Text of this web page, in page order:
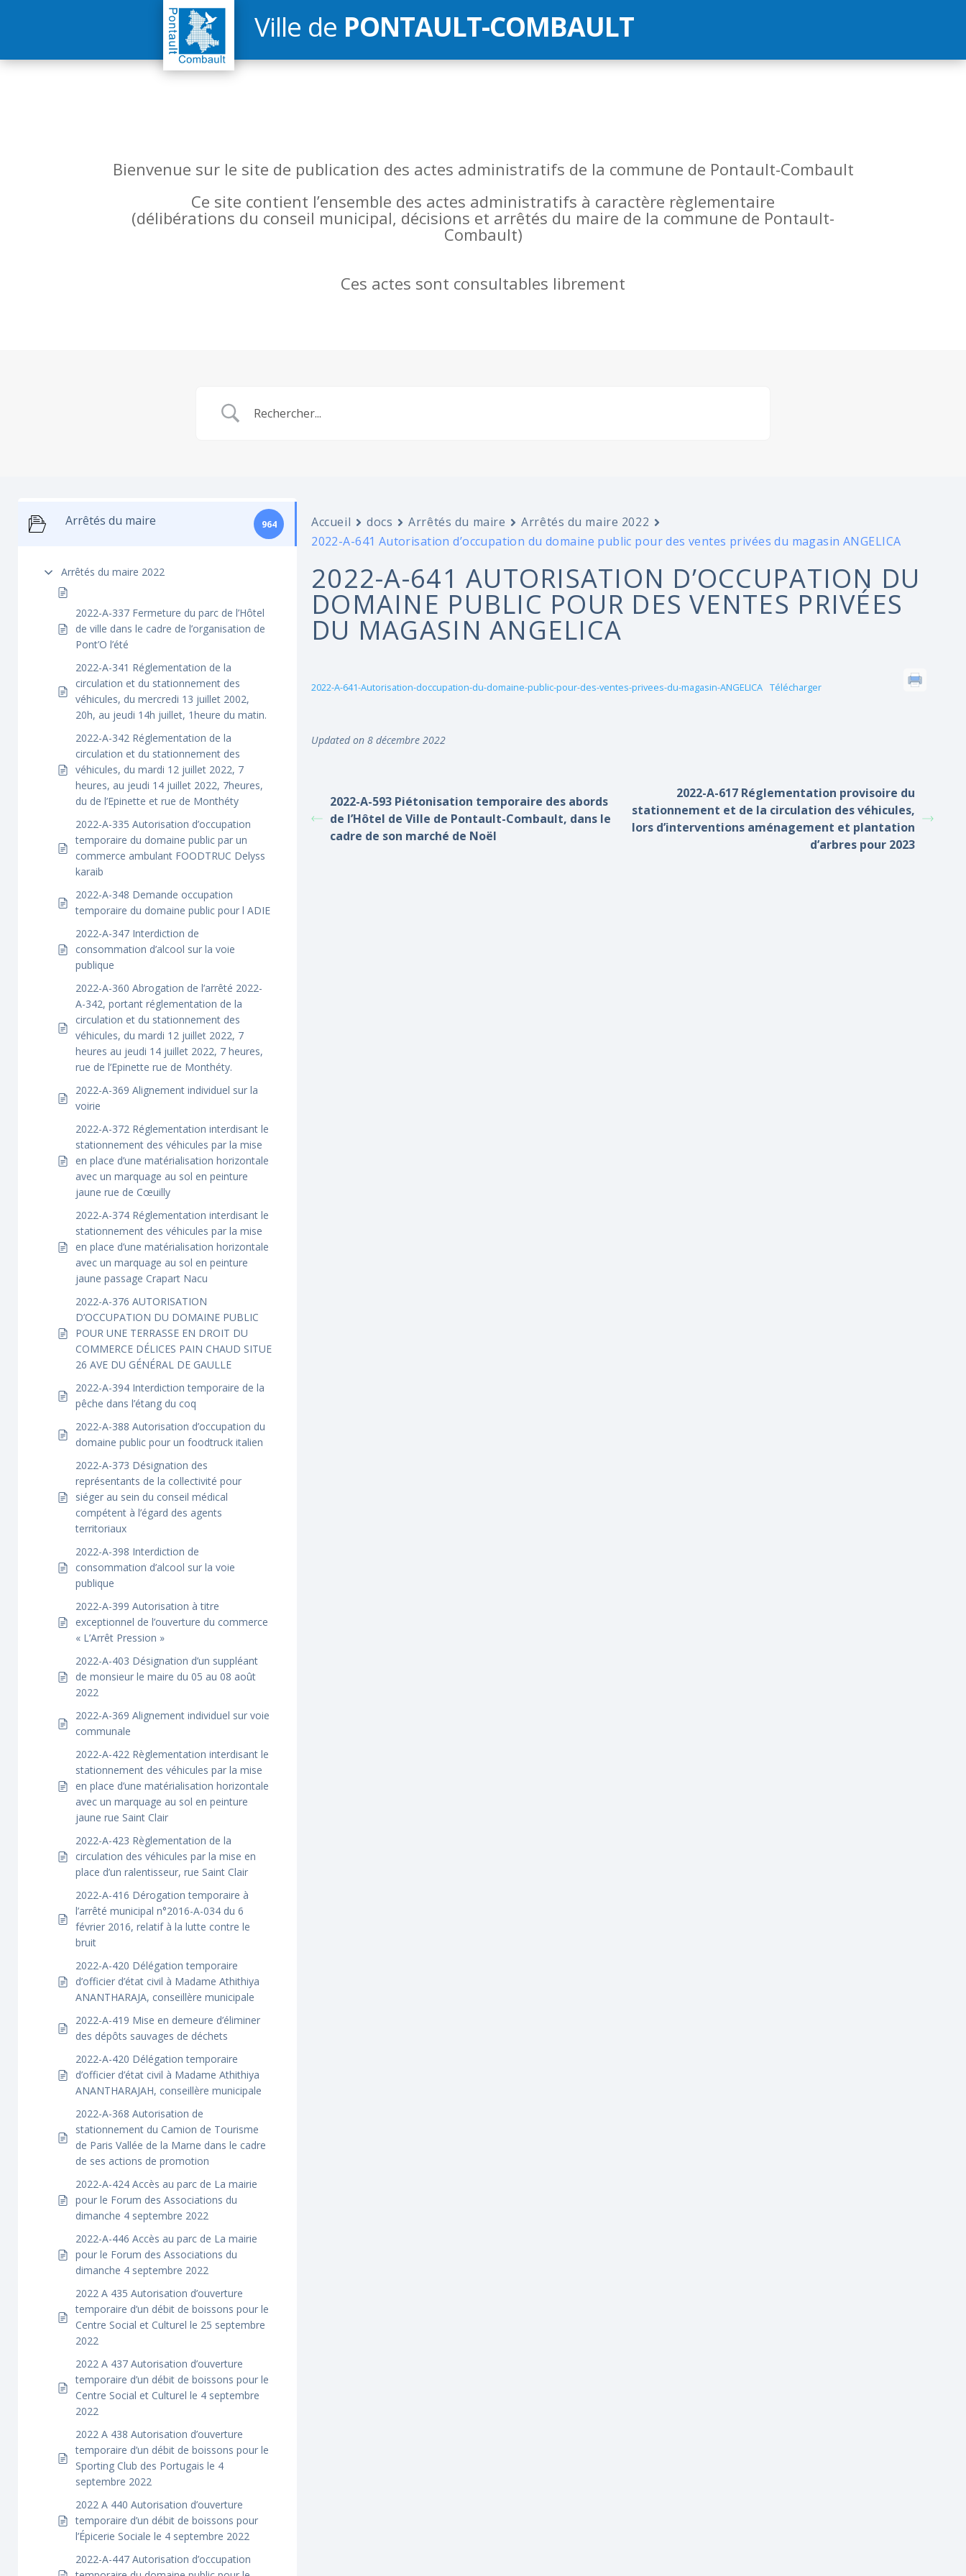
Ville de PONTAULT-COMBAULT
Bienvenue sur le site de publication des actes administratifs de la commune de Pontault-Combault
Ce site contient l’ensemble des actes administratifs à caractère règlementaire
(délibérations du conseil municipal, décisions et arrêtés du maire de la commune de Pontault-
Combault)
Ces actes sont consultables librement
Arrêtés du maire 964
Arrêtés du maire 2022
2022-A-337 Fermeture du parc de l’Hôtel
de ville dans le cadre de l’organisation de
Pont’O l’été
2022-A-341 Réglementation de la
circulation et du stationnement des
véhicules, du mercredi 13 juillet 2002,
20h, au jeudi 14h juillet, 1heure du matin.
2022-A-342 Réglementation de la
circulation et du stationnement des
véhicules, du mardi 12 juillet 2022, 7
heures, au jeudi 14 juillet 2022, 7heures,
du de l’Epinette et rue de Monthéty
2022-A-335 Autorisation d’occupation
temporaire du domaine public par un
commerce ambulant FOODTRUC Delyss
karaib
2022-A-348 Demande occupation
temporaire du domaine public pour l ADIE
2022-A-347 Interdiction de
consommation d’alcool sur la voie
publique
2022-A-360 Abrogation de l’arrêté 2022-
A-342, portant réglementation de la
circulation et du stationnement des
véhicules, du mardi 12 juillet 2022, 7
heures au jeudi 14 juillet 2022, 7 heures,
rue de l’Epinette rue de Monthéty.
2022-A-369 Alignement individuel sur la
voirie
2022-A-372 Réglementation interdisant le
stationnement des véhicules par la mise
en place d’une matérialisation horizontale
avec un marquage au sol en peinture
jaune rue de Cœuilly
2022-A-374 Réglementation interdisant le
stationnement des véhicules par la mise
en place d’une matérialisation horizontale
avec un marquage au sol en peinture
jaune passage Crapart Nacu
2022-A-376 AUTORISATION
D’OCCUPATION DU DOMAINE PUBLIC
POUR UNE TERRASSE EN DROIT DU
COMMERCE DÉLICES PAIN CHAUD SITUE
26 AVE DU GÉNÉRAL DE GAULLE
2022-A-394 Interdiction temporaire de la
pêche dans l’étang du coq
2022-A-388 Autorisation d’occupation du
domaine public pour un foodtruck italien
2022-A-373 Désignation des
représentants de la collectivité pour
siéger au sein du conseil médical
compétent à l’égard des agents
territoriaux
2022-A-398 Interdiction de
consommation d’alcool sur la voie
publique
2022-A-399 Autorisation à titre
exceptionnel de l’ouverture du commerce
« L’Arrêt Pression »
2022-A-403 Désignation d’un suppléant
de monsieur le maire du 05 au 08 août
2022
2022-A-369 Alignement individuel sur voie
communale
2022-A-422 Règlementation interdisant le
stationnement des véhicules par la mise
en place d’une matérialisation horizontale
avec un marquage au sol en peinture
jaune rue Saint Clair
2022-A-423 Règlementation de la
circulation des véhicules par la mise en
place d’un ralentisseur, rue Saint Clair
2022-A-416 Dérogation temporaire à
l’arrêté municipal n°2016-A-034 du 6
février 2016, relatif à la lutte contre le
bruit
2022-A-420 Délégation temporaire
d’officier d’état civil à Madame Athithiya
ANANTHARAJA, conseillère municipale
2022-A-419 Mise en demeure d’éliminer
des dépôts sauvages de déchets
2022-A-420 Délégation temporaire
d’officier d’état civil à Madame Athithiya
ANANTHARAJAH, conseillère municipale
2022-A-368 Autorisation de
stationnement du Camion de Tourisme
de Paris Vallée de la Marne dans le cadre
de ses actions de promotion
2022-A-424 Accès au parc de La mairie
pour le Forum des Associations du
dimanche 4 septembre 2022
2022-A-446 Accès au parc de La mairie
pour le Forum des Associations du
dimanche 4 septembre 2022
2022 A 435 Autorisation d’ouverture
temporaire d’un débit de boissons pour le
Centre Social et Culturel le 25 septembre
2022
2022 A 437 Autorisation d’ouverture
temporaire d’un débit de boissons pour le
Centre Social et Culturel le 4 septembre
2022
2022 A 438 Autorisation d’ouverture
temporaire d’un débit de boissons pour le
Sporting Club des Portugais le 4
septembre 2022
2022 A 440 Autorisation d’ouverture
temporaire d’un débit de boissons pour
l’Épicerie Sociale le 4 septembre 2022
2022-A-447 Autorisation d’occupation
Accueil docs Arrêtés du maire
Arrêtés du maire 2022
2022-A-641 Autorisation d’occupation du domaine public pour des ventes privées du magasin ANGELICA
2022-A-641 AUTORISATION D’OCCUPATION DU
DOMAINE PUBLIC POUR DES VENTES PRIVÉES
DU MAGASIN ANGELICA
2022-A-641-Autorisation-doccupation-du-domaine-public-pour-des-ventes-privees-du-magasin-ANGELICA Télécharger
Updated on 8 décembre 2022
2022-A-593 Piétonisation temporaire des abords
de l’Hôtel de Ville de Pontault-Combault, dans le
cadre de son marché de Noël
2022-A-617 Réglementation provisoire du
stationnement et de la circulation des véhicules,
lors d’interventions aménagement et plantation
d’arbres pour 2023